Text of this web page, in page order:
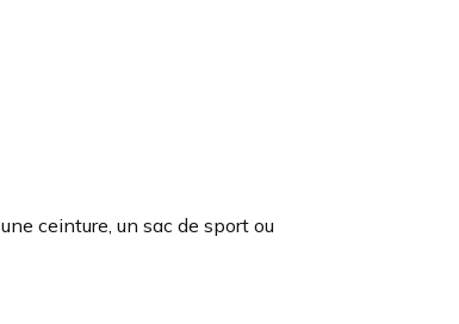
ceinture, un sac de sport ou